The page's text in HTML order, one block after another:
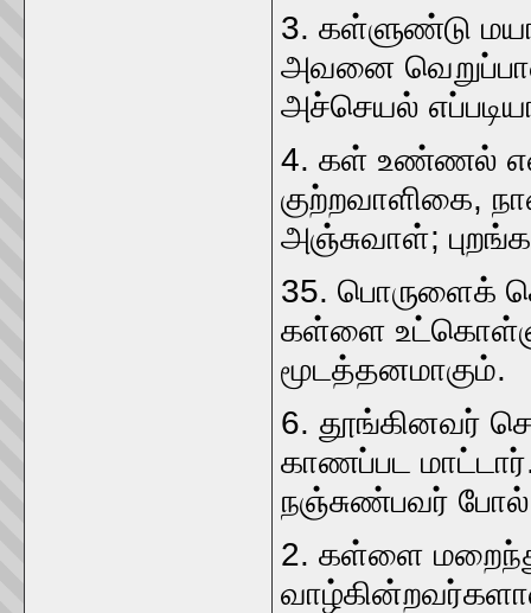
3. கள்ளுண்டு
அவனை
அச்செயல்‌
4. கள்‌ உண்ணல்‌
குற்றவாளிகை,
அஞ்சுவாள்‌;
35. பொருளைக்‌
கள்ளை
மூடத்தனமாகும்‌.
6. தூங்கினவர்‌
காணப்பட
நஞ்சுண்பவர்‌
2. கள்ளை